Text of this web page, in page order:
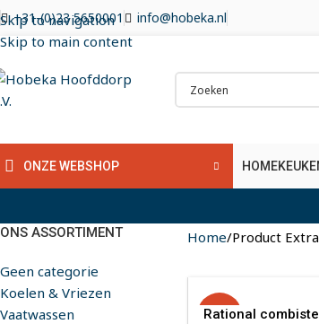
Skip to navigation
Skip to main content
+31-(0)23 5650001 info@hobeka.nl
ONZE WEBSHOP HOME
ONS ASSORTIMENT
Geen categorie
Koelen & Vriezen
Vaatwassen
Home Product Extra
-15%
Rational